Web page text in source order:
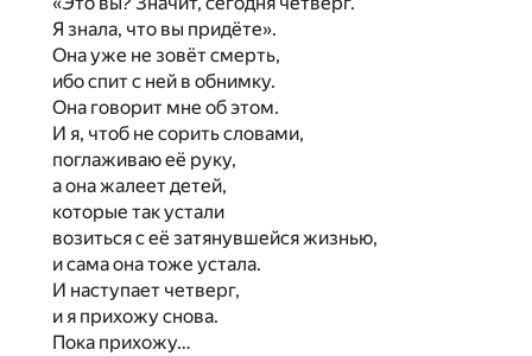
Я знала, что вы придёте».
Она уже не зовёт смерть,
ибо спит с ней в обнимку.
Она говорит мне об этом.
И я, чтоб не сорить словами,
поглаживаю её руку,
а она жалеет детей,
которые так устали
возиться с её затянувшейся жизнью,
и сама она тоже устала.
И наступает четверг,
и я прихожу снова.
Пока прихожу…